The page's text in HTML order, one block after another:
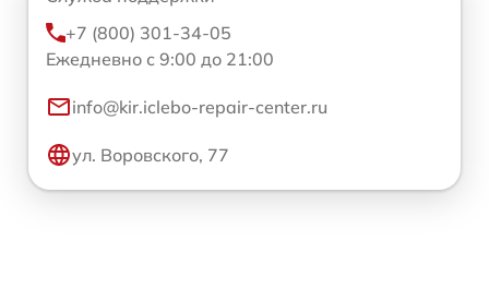
+7 (800) 301-34-05
Ежедневно с 9:00 до 21:00
info@kir.iclebo-repair-center.ru
ул. Воровского, 77